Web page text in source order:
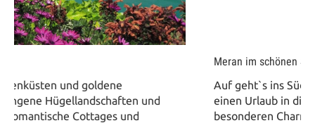
Auf geht`s ins Südtiroler Land. Wir nehmen Sie mit auf
einen Urlaub in die Kurstadt Meran, die einen
besonderen Charme...